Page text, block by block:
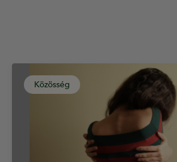
Közösség